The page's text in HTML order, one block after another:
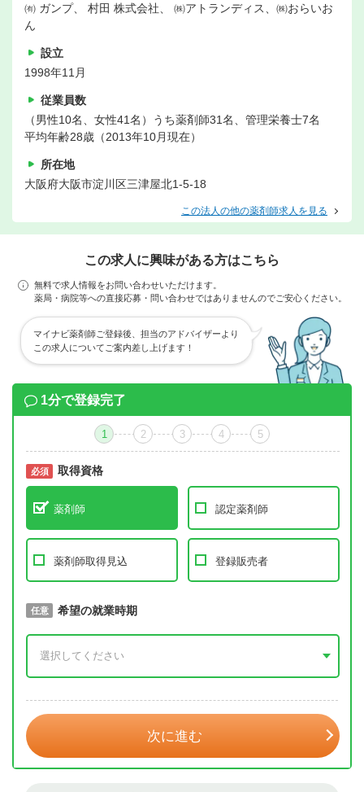
㈲ ガンプ、 村田 株式会社、 ㈱アトランディス、㈱おらいお
ん
設立
1998年11月
従業員数
（男性10名、女性41名）うち薬剤師31名、管理栄養士7名
平均年齢28歳（2013年10月現在）
所在地
大阪府大阪市淀川区三津屋北1-5-18
この法人の他の薬剤師求人を見る
この求人に興味がある方はこちら
無料で求人情報をお問い合わせいただけます。
薬局・病院等への直接応募・問い合わせではありませんのでご安心ください。
マイナビ薬剤師ご登録後、担当のアドバイザーより
この求人についてご案内差し上げます！
1分で登録完了
1 2 3 4 5
必須 取得資格
薬剤師 認定薬剤師
薬剤師取得見込 登録販売者
必須 取得予定年
任意 希望の就業時期
次に進む